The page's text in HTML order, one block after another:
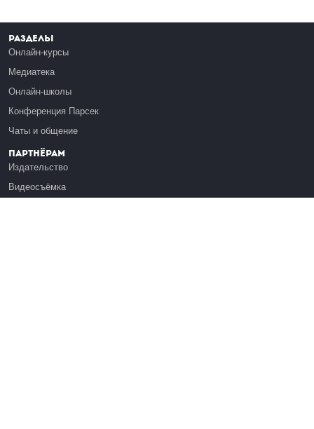
Разделы
Онлайн-курсы
Медиатека
Онлайн-школы
Конференция Парсек
Чаты и общение
Партнёрам
Издательство
Видеосъёмка